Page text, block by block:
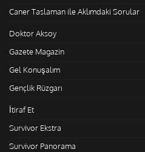
Caner Taslaman ile Aklımdaki Sorular
Doktor Aksoy
Gazete Magazin
Gel Konuşalım
Gençlik Rüzgarı
İtiraf Et
Survivor Ekstra
Survivor Panorama